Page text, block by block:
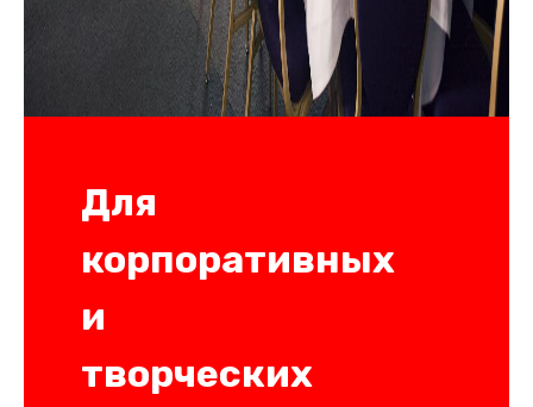
Для
корпоративных
и
творческих